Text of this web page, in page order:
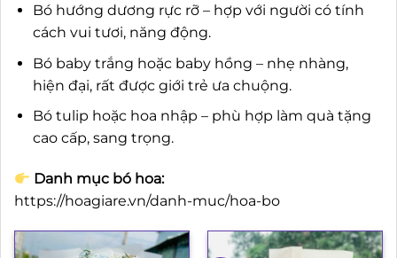
Bó hướng dương rực rỡ – hợp với người có tính
cách vui tươi, năng động.
Bó baby trắng hoặc baby hồng – nhẹ nhàng,
hiện đại, rất được giới trẻ ưa chuộng.
Bó tulip hoặc hoa nhập – phù hợp làm quà tặng
cao cấp, sang trọng.
Danh mục bó hoa:
https://hoagiare.vn/danh-muc/hoa-bo